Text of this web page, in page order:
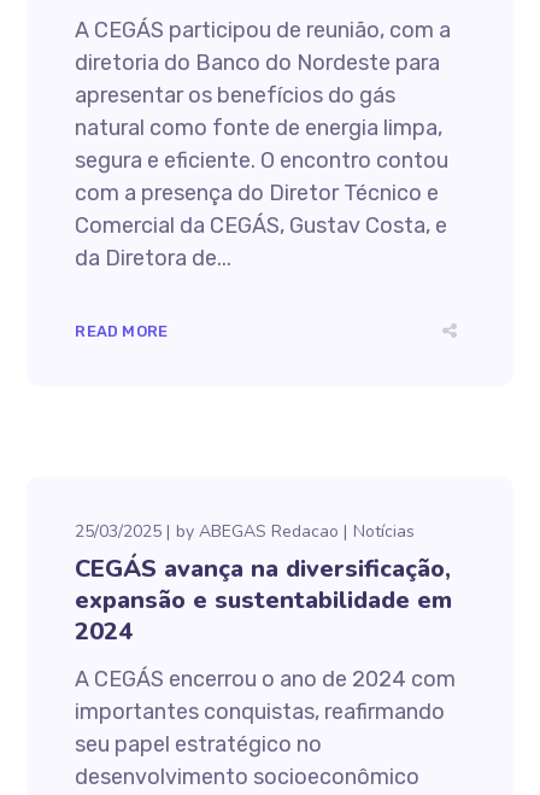
A CEGÁS participou de reunião, com a
diretoria do Banco do Nordeste para
apresentar os benefícios do gás
natural como fonte de energia limpa,
segura e eficiente. O encontro contou
com a presença do Diretor Técnico e
Comercial da CEGÁS, Gustav Costa, e
da Diretora de...
READ MORE
25/03/2025 byABEGAS Redacao Notícias
CEGÁS avança na diversificação,
expansão e sustentabilidade em
2024
A CEGÁS encerrou o ano de 2024 com
importantes conquistas, reafirmando
seu papel estratégico no
desenvolvimento socioeconômico